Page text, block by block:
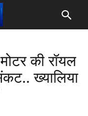
की रॉयल
ख्यालिया